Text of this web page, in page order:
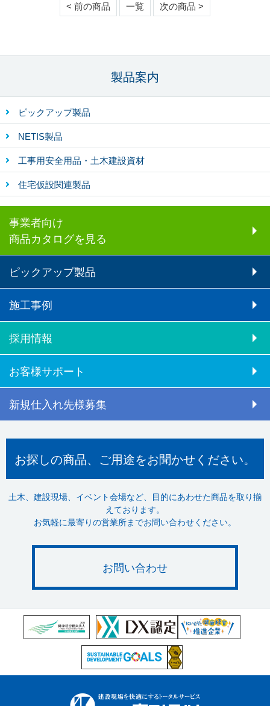
< 前の商品 一覧 次の商品 >
製品案内
ピックアップ製品
NETIS製品
工事用安全用品・土木建設資材
住宅仮設関連製品
事業者向け
商品カタログを見る
ピックアップ製品
施工事例
採用情報
お客様サポート
新規仕入れ先様募集
お探しの商品、ご用途をお聞かせください。
土木、建設現場、イベント会場など、目的にあわせた商品を取り揃
えております。
お気軽に最寄りの営業所までお問い合わせください。
お問い合わせ